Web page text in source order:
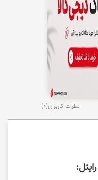
نظرات کاربران(0)